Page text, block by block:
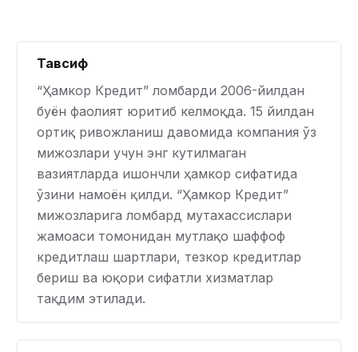
Тавсиф
“Ҳамкор Кредит” ломбарди 2006-йилдан
буён фаолият юритиб келмоқда. 15 йилдан
ортиқ ривожланиш давомида компания ўз
мижозлари учун энг кутилмаган
вазиятларда ишончли ҳамкор сифатида
ўзини намоён қилди. “Ҳамкор Кредит”
мижозларига ломбард мутахассислари
жамоаси томонидан мутлақо шаффоф
кредитлаш шартлари, тезкор кредитлар
бериш ва юқори сифатли хизматлар
тақдим этилади.